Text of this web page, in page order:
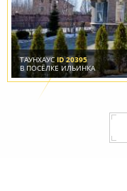
ТАУНХАУСID 20395
В ПОСЁЛКЕ ИЛЬИНКА